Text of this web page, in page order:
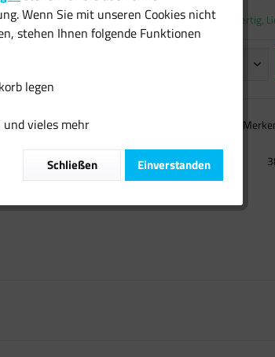
Sofort versandfertig,
Artikel-Nr.:
Wenn Sie mit unseren Cookies nicht
stehen Ihnen folgende Funktionen
legen
vieles mehr
Einverstanden
Schließen